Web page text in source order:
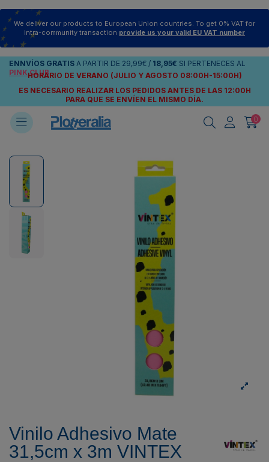
We deliver our products to European Union countries. To get 0% VAT for
intra-community transaction provide us your valid EU VAT number
ENNVÍOS GRATIS A PARTIR DE 29,99€ / 18,95€ SI PERTENECES AL
PINK CLUB
HORARIO DE VERANO (JULIO Y AGOSTO 08:00H-15:00H)
ES NECESARIO REALIZAR LOS PEDIDOS ANTES DE LAS 12:00H
PARA QUE SE ENVÍEN EL MISMO DÍA.
0
Vinilo Adhesivo Mate
31,5cm x 3m VINTEX